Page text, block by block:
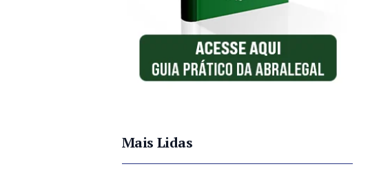
Mais Lidas